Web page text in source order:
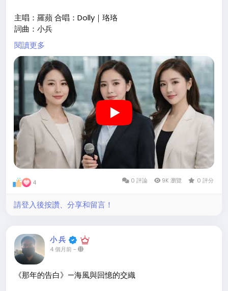
主唱：羅蘋 合唱：Dolly｜珞珞
詞曲：小兵
歌詞講述一個女人用半年積蓄飄洋過海，只為見摯愛一面。
在陌生城市的角落裡，她練習呼吸、壓抑淚水，最終仍得目
送他離去。
低沉、磁性、廣闊音域，搭配女聲合音與管風琴編曲，將遺
憾與深情推向最深處。
#飄洋過海來看你 #SailingAcrossTheSea#靈魂樂
#經
典改編 #低沉磁性 #音樂創作
https://www.youtube.com/watch?
閱讀更多
4 0 評論 9K 瀏覽 0 評分
請登入後按讚、分享和留言！
小 兵
4 個月前-
《那年的告白》—海風與回憶的交織